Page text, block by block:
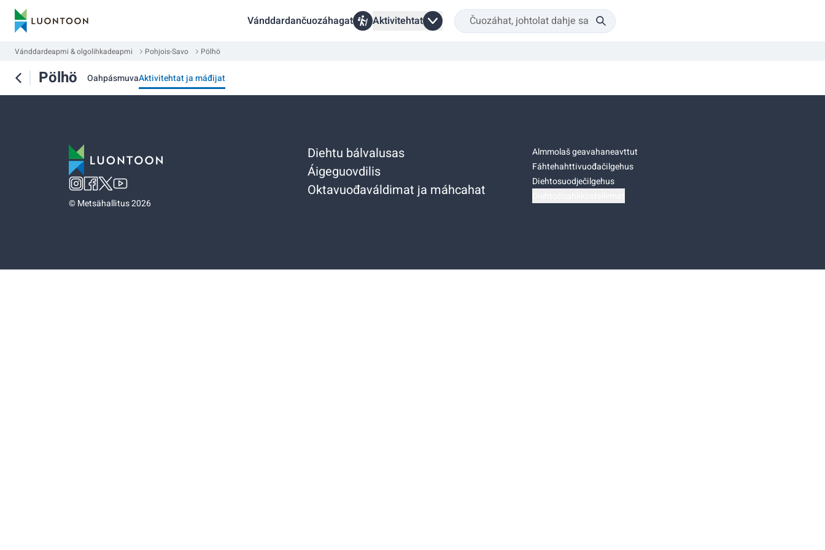
Vánddardančuozáhagat Aktivitehtat
Vánddardeapmi & olgolihkadeapmi Pohjois-Savo Pölhö
Pölhö OahpásmuvaAktivitehtat ja máđijat
©Metsähallitus 2026
Diehtu bálvalusas
Áigeguovdilis
Oktavuođaváldimat ja máhcahat
Almmolaš geavahaneavttut
Fáhtehahttivuođačilgehus
Diehtosuodječilgehus